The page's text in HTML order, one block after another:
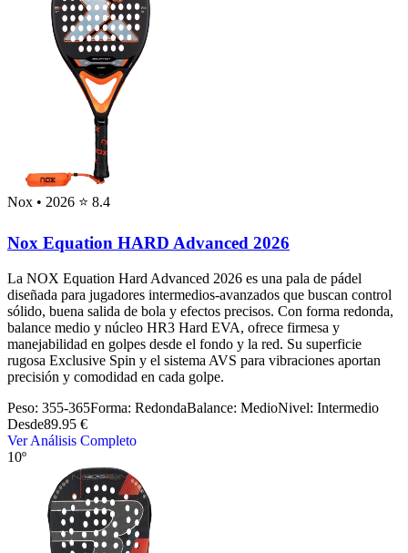
Nox • 2026 ⭐ 8.4
Nox Equation HARD Advanced 2026
La NOX Equation Hard Advanced 2026 es una pala de pádel
diseñada para jugadores intermedios‑avanzados que buscan control
sólido, buena salida de bola y efectos precisos. Con forma redonda,
balance medio y núcleo HR3 Hard EVA, ofrece firmesa y
manejabilidad en golpes desde el fondo y la red. Su superficie
rugosa Exclusive Spin y el sistema AVS para vibraciones aportan
precisión y comodidad en cada golpe.
Peso: 355-365Forma: RedondaBalance: MedioNivel: Intermedio
Desde89.95 €
Ver Análisis Completo
10º